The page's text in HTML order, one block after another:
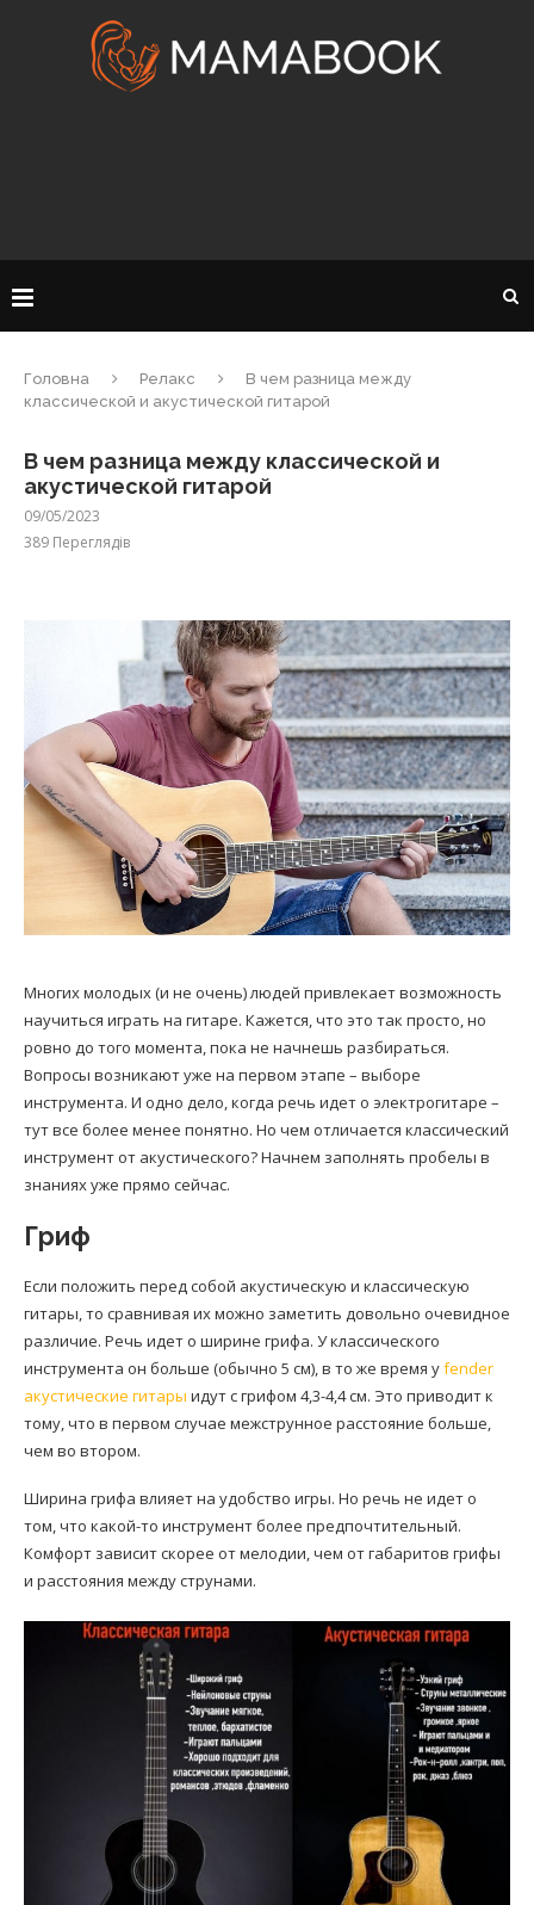
Головна Релакс
В чем разница между
классической и акустической гитарой
В чем разница между классической и
акустической гитарой
09/05/2023
389 Переглядів
Многих молодых (и не очень) людей привлекает возможность
научиться играть на гитаре. Кажется, что это так просто, но
ровно до того момента, пока не начнешь разбираться.
Вопросы возникают уже на первом этапе – выборе
инструмента. И одно дело, когда речь идет о электрогитаре –
тут все более менее понятно. Но чем отличается классический
инструмент от акустического? Начнем заполнять пробелы в
знаниях уже прямо сейчас.
Гриф
Если положить перед собой акустическую и классическую
гитары, то сравнивая их можно заметить довольно очевидное
различие. Речь идет о ширине грифа. У классического
инструмента он больше (обычно 5 см), в то же время уfender
акустические гитары идут с грифом 4,3-4,4 см. Это приводит к
тому, что в первом случае межструнное расстояние больше,
чем во втором.
Ширина грифа влияет на удобство игры. Но речь не идет о
том, что какой-то инструмент более предпочтительный.
Комфорт зависит скорее от мелодии, чем от габаритов грифы
и расстояния между струнами.